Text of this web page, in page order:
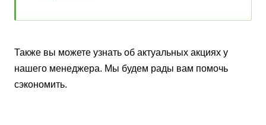
Также вы можете узнать об актуальных акциях у
нашего менеджера. Мы будем рады вам помочь
сэкономить.